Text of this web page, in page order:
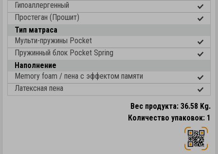
Гипоаллергенный
Простеган (Прошит)
Тип матраса
Мульти-пружины Pocket
Пружинный блок Pocket Spring
Наполнение
Memory foam / пена с эффектом памяти
Латексная пена
Вес продукта: 36.58 Kg.
Количество упаковок: 1